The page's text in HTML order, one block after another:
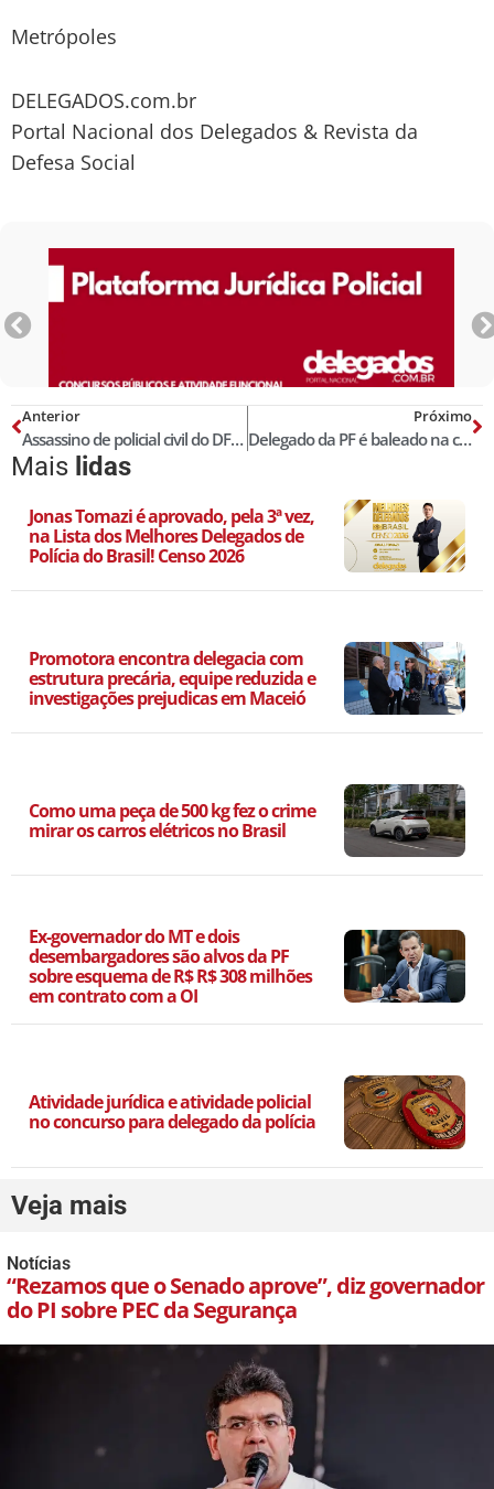
Metrópoles
DELEGADOS.com.br
Portal Nacional dos Delegados & Revista da
Defesa Social
Anterior
Assassino de policial civil do DF morre em troca de tiros com PMs em Goiás
Próximo
Delegado da PF é baleado na cabeça durante ação policial em comunidade de Guarujá
Mais lidas
Jonas Tomazi é aprovado, pela 3ª vez,
na Lista dos Melhores Delegados de
Polícia do Brasil! Censo 2026
Promotora encontra delegacia com
estrutura precária, equipe reduzida e
investigações prejudicas em Maceió
Como uma peça de 500 kg fez o crime
mirar os carros elétricos no Brasil
Ex-governador do MT e dois
desembargadores são alvos da PF
sobre esquema de R$ R$ 308 milhões
em contrato com a OI
Atividade jurídica e atividade policial
no concurso para delegado da polícia
Veja mais
Notícias
“Rezamos que o Senado aprove”, diz governador
do PI sobre PEC da Segurança